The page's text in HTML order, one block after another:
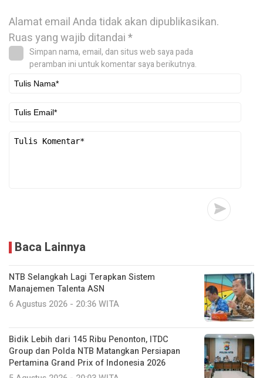
Alamat email Anda tidak akan dipublikasikan.
Ruas yang wajib ditandai*
Simpan nama, email, dan situs web saya pada
peramban ini untuk komentar saya berikutnya.
Baca Lainnya
NTB Selangkah Lagi Terapkan Sistem
Manajemen Talenta ASN
6 Agustus 2026 - 20:36 WITA
Bidik Lebih dari 145 Ribu Penonton, ITDC
Group dan Polda NTB Matangkan Persiapan
Pertamina Grand Prix of Indonesia 2026